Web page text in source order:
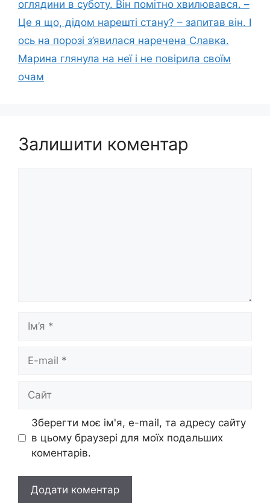
оглядини в суботу. Він помітно хвилювався. –
Це я що, дідом нарешті стану? – запитав він. І
ось на порозі з’явилася наречена Славка.
Марина глянула на неї і не повірила своїм
очам
Залишити коментар
mail
Зберегти моє ім'я, e-mail, та адресу сайту
в цьому браузері для моїх подальших
коментарів.